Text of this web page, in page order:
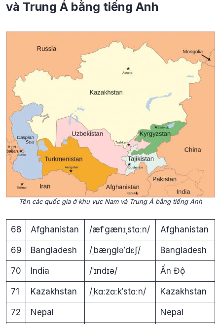
và Trung Á bằng tiếng Anh
Tên các quốc gia ở khu vực Nam và Trung Á bằng tiếng Anh
68 Afghanistan /æfˈgænɪˌstɑːn/ Afghanistan
69 Bangladesh /ˌbæŋgləˈdɛʃ/ Bangladesh
70 India /ˈɪndɪə/ Ấn Độ
71 Kazakhstan /ˌkɑːzɑːkˈstɑːn/ Kazakhstan
72 Nepal Nepal